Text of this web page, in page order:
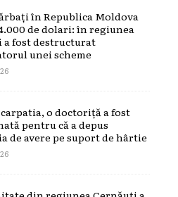
în Republica Moldova
de dolari: în regiunea
a fost destructurat
unei scheme
o doctoriță a fost
pentru că a depus
de avere pe suport de hârtie